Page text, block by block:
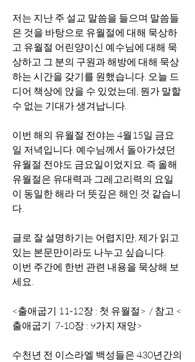
저는 지난 주 설교 말씀을 들으며 말씀들
은 것을 바탕으로 유월절에 대해 묵상하
고 유월절 어린양이신 예수님에 대해 묵
상하고 그 분의 구원과 해방에 대해 묵상
하는 시간을 갖기를 원했습니다. 오늘 드
디어 책상에 앉을 수 있었는데, 뭔가 말할
수 없는 기대가 생겨납니다.
이번 해의 유월절 전야는 4월15일 금요
일 저녁입니다. 예수님께서 돌아가셨던
유월절 전야도 금요일이었지요. 즉 올해
유월절은 유대력과 그레고리력의 요일
이 동일한 해라 더 뜻깊은 해인 것 같습니
다.
글로 잘 설명하기는 어렵지만, 제가 읽고
있는 본문만이라도 나누고 싶습니다.
이번 주간에 한번 관련 내용을 묵상해 보
세요.
<출애굽기 11-12장 : 첫 유월절>  / 참고 <
출애굽기  7-10장 : 9가지 재앙>
수천년 전 이스라엘 백성들은 430년간의